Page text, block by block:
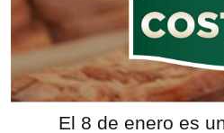
El 8 de enero es